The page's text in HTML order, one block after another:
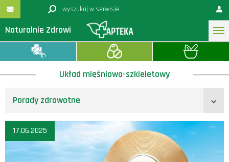
Naturalnie Zdrowi
Układ mięśniowo-szkieletowy
Porady zdrowotne
17.06.2025